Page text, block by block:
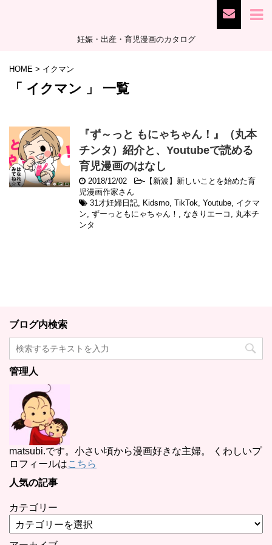
妊娠・出産・育児漫画のカタログ
HOME > イクマン
「 イクマン 」 一覧
『ず～っと もにゃちゃん！』（丸本
チンタ）紹介と、Youtubeで読める
育児漫画のはなし
2018/12/02 - 【新波】新しいことを始めた育
児漫画作家さん
31才妊婦日記, Kidsmo, TikTok, Youtube, イクマ
ン, ずーっともにゃちゃん！ , なきりエーコ , 丸本チ
ンタ
ブログ内検索
管理人
matsubi.です。小さい頃から漫画好きな主婦。 くわしいプ
ロフィールはこちら
人気の記事
カテゴリー